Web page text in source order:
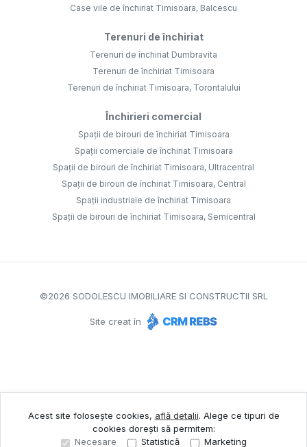
Case vile de închiriat Timisoara, Balcescu
Terenuri de închiriat
Terenuri de închiriat Dumbravita
Terenuri de închiriat Timisoara
Terenuri de închiriat Timisoara, Torontalului
Închirieri comercial
Spații de birouri de închiriat Timisoara
Spații comerciale de închiriat Timisoara
Spații de birouri de închiriat Timisoara, Ultracentral
Spații de birouri de închiriat Timisoara, Central
Spații industriale de închiriat Timisoara
Spații de birouri de închiriat Timisoara, Semicentral
©2026 SODOLESCU IMOBILIARE SI CONSTRUCTII SRL
Site creat în
Acest site folosește cookies, află detalii. Alege ce tipuri de
cookies dorești să permitem:
Necesare
Statistică Marketing